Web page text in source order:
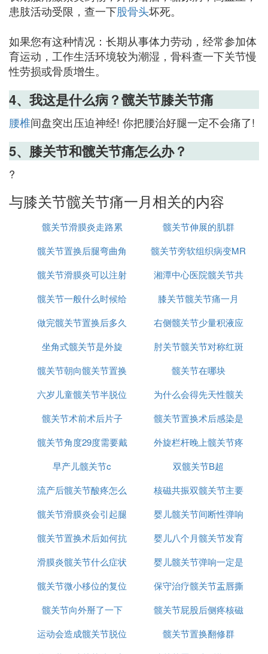
患肢活动受限，查一下股骨头坏死。
如果您有这种情况：长期从事体力劳动，经常参加体
育运动，工作生活环境较为潮湿，骨科查一下关节慢
性劳损或骨质增生。
4、我这是什么病？髋关节膝关节痛
腰椎间盘突出压迫神经! 你把腰治好腿一定不会痛了!
5、膝关节和髋关节痛怎么办？
?
与膝关节髋关节痛一月相关的内容
髋关节滑膜炎走路累
髋关节伸展的肌群
髋关节置换后腿弯曲角
度是多少
髋关节旁软组织病变MR
髋关节滑膜炎可以注射
治疗吗
湘潭中心医院髋关节共
需要多少费用
髋关节一般什么时候给
孩子查
膝关节髋关节痛一月
做完髋关节置换后多久
能学车
右侧髋关节少量积液应
当手术吗
坐角式髋关节是外旋
肘关节髋关节对称红斑
髋关节朝向髋关节置换
髋关节在哪块
六岁儿童髋关节半脱位
为什么会得先天性髋关
节脱位
髋关节术前术后片子
髋关节置换术后感染是
医疗事故
髋关节角度29度需要戴
支架吗
外旋栏杆晚上髋关节疼
早产儿髋关节c
双髋关节B超
流产后髋关节酸疼怎么
办
核磁共振双髋关节主要
检查什么
髋关节滑膜炎会引起腿
麻吗
婴儿髋关节间断性弹响
髋关节置换术后如何抗
凝
婴儿八个月髋关节发育
小能长好吗
滑膜炎髋关节什么症状
婴儿髋关节弹响一定是
发育不良吗
髋关节微小移位的复位
保守治疗髋关节盂唇撕
裂能痊愈吗
髋关节向外掰了一下
髋关节屁股后侧疼核磁
共振正常
运动会造成髋关节脱位
髋关节置换翻修群